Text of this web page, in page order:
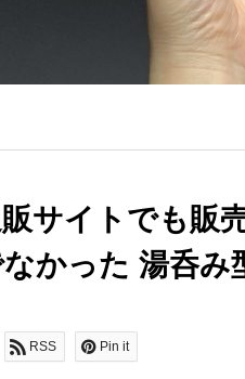
販サイトでも販
かった 湯呑
RSS Pin it